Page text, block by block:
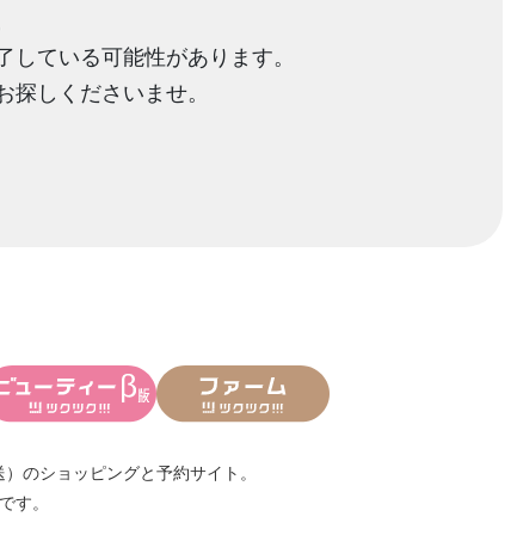
ている可能性があります。
しくださいませ。
のショッピングと予約サイト。
す。